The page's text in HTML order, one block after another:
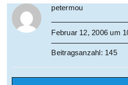
petermou
Februar 12, 2006 um
Beitragsanzahl: 145